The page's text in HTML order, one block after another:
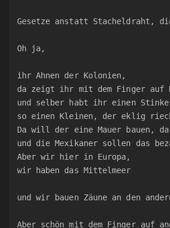
Gesetze anstatt Stacheldraht,
Oh ja,
ihr Ahnen der Kolonien,
da zeigt ihr mit dem Finger auf
und selber habt ihr einen
so einen Kleinen, der eklig
Da will der eine Mauer bauen,
und die Mexikaner sollen das
Aber wir hier in Europa,
wir haben das Mittelmeer
und wir bauen Zäune an den
Aber schön mit dem Finger auf